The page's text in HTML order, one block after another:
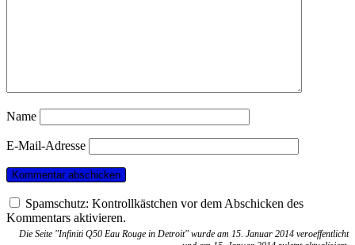
Name
E-Mail-Adresse
Spamschutz: Kontrollkästchen vor dem Abschicken des
Kommentars aktivieren.
Die Seite "Infiniti Q50 Eau Rouge in Detroit" wurde am 15. Januar 2014 veroeffentlicht